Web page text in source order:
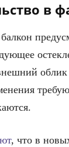
в
облик
, что в